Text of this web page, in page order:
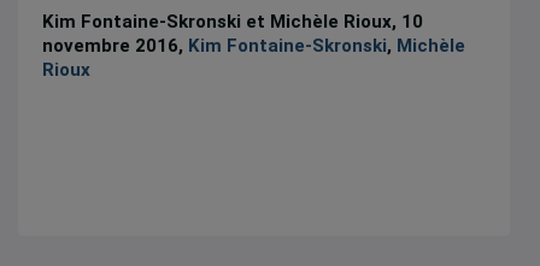
Kim Fontaine-Skronski et Michèle Rioux, 10
novembre 2016, Kim Fontaine-Skronski, Michèle
Rioux